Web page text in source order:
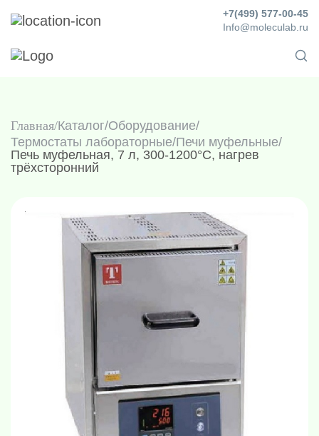
Info@moleculab.ru
+7(499) 577-00-45
Главная Каталог/Оборудование/
Термостаты лабораторные/Печи муфельные/
Печь муфельная, 7 л, 300-1200°C, нагрев
трёхсторонний